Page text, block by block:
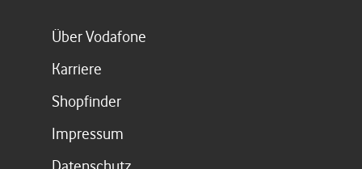
Über Vodafone
Karriere
ShopfinderLink öffnet in einem neuen Tab
Impressum